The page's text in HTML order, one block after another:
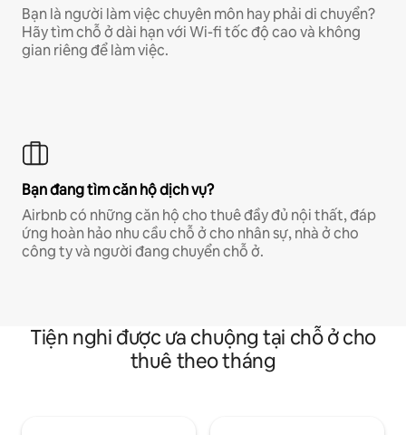
Bạn là người làm việc chuyên môn hay phải di chuyển?
Hãy tìm chỗ ở dài hạn với Wi-fi tốc độ cao và không
gian riêng để làm việc.
Bạn đang tìm căn hộ dịch vụ?
Airbnb có những căn hộ cho thuê đầy đủ nội thất, đáp
ứng hoàn hảo nhu cầu chỗ ở cho nhân sự, nhà ở cho
công ty và người đang chuyển chỗ ở.
Tiện nghi được ưa chuộng tại chỗ ở cho
thuê theo tháng